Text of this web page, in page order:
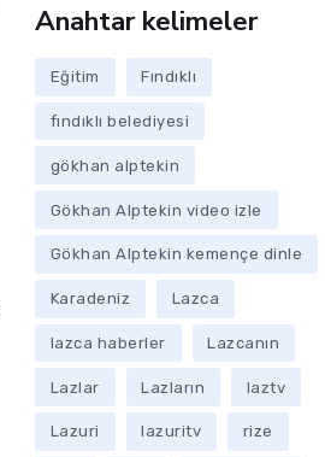
Anahtar kelimeler
Eğitim Fındıklı
fındıklı belediyesi
gökhan alptekin
Gökhan Alptekin video izle
Gökhan Alptekin kemençe dinle
Karadeniz Lazca
lazca haberler Lazcanın
Lazlar Lazların laztv
Lazuri lazuritv rize